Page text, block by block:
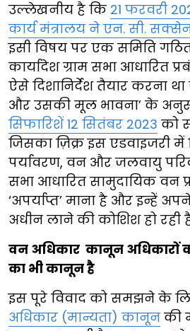
उल्लेखनीय है कि 21 फरवरी
कार्य मंत्रालय ने एन. सी.
इसी विषय पर एक समिति
कार्यादेश ग्राम सभा आधारित
ऐसे दिशानिर्देश तैयार करना
और उसकी मूल भावना’ के
सिफारिशें 12 सितंबर 2023 को
जिसका ज़िक्र इस एडवाइजरी में
पर्यावरण, वन और जलवायु
सभा आधारित सामुदायिक वन
‘अपर्याप्त’ माना है और इन्हें
अधीन लाने की कोशिश हो रही
वन अधिकार कानून अधिकारों
का भी कानून है
इस पूरे विवाद को समझने के
अधिकार (मान्यता) कानून की